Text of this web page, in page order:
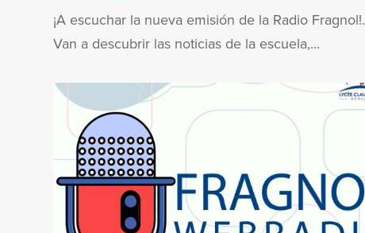
¡A escuchar la nueva emisión de la Radio Fragnol!.
Van a descubrir las noticias de la escuela,...